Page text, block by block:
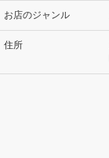
お店のジャンル
住所